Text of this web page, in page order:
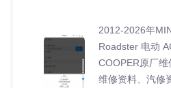
2012-2026年
Roadster 电动
COOPER原厂维
维修资料、汽修